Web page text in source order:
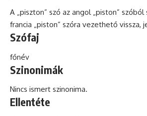
A „piszton” szó az angol „piston” szóból
francia „piston” szóra vezethető vissza,
Szófaj
főnév
Szinonimák
Nincs ismert szinonima.
Ellentéte